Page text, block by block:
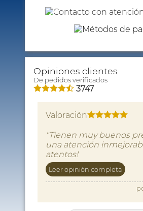
Opiniones clientes
De pedidos verificados
3747
Valoración
"Tienen muy buenos
una atención
atentos!
El pedido llegó en
condiciones y en el
fijado."
Leer opinión completa